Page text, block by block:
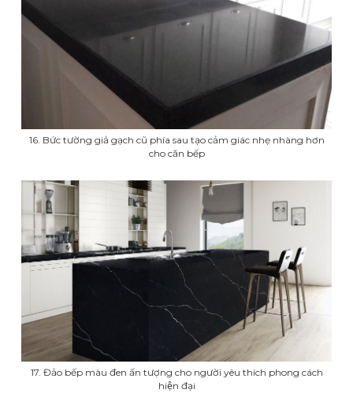
16. Bức tường giả gạch cũ phía sau tạo cảm giác nhẹ nhàng hơn
cho căn bếp
17. Đảo bếp màu đen ấn tượng cho người yêu thích phong cách
hiện đại